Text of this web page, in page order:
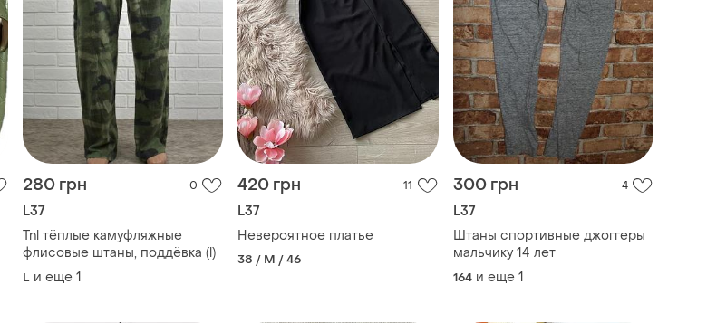
280 грн 0
L37
Tnl тёплые камуфляжные
флисовые штаны, поддёвка (l)
L и еще 1
420 грн 11
L37
Невероятное платье
38 / M / 46
300 грн 4
L37
Штаны спортивные джоггеры
мальчику 14 лет
164 и еще 1